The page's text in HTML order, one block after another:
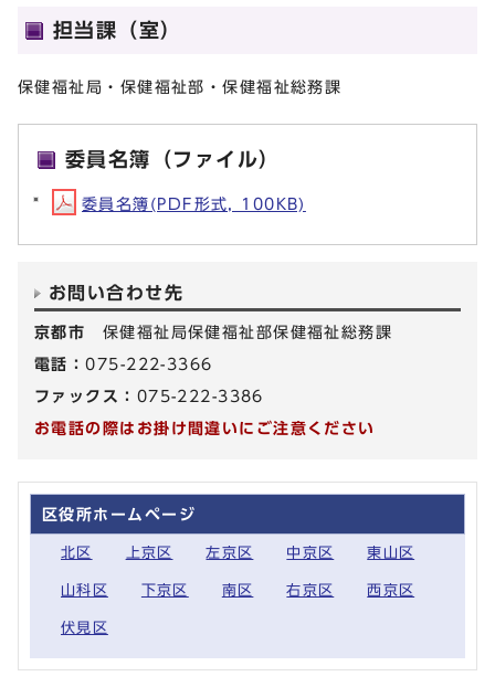
担当課（室）
保健福祉局・保健福祉部・保健福祉総務課
委員名簿（ファイル）
委員名簿(PDF形式, 100KB)
お問い合わせ先
京都市 保健福祉局保健福祉部保健福祉総務課
電話：075-222-3366
ファックス： 075-222-3386
お電話の際はお掛け間違いにご注意ください
区役所ホームページ
北区 上京区 左京区 中京区 東山区
山科区 下京区 南区 右京区 西京区
伏見区